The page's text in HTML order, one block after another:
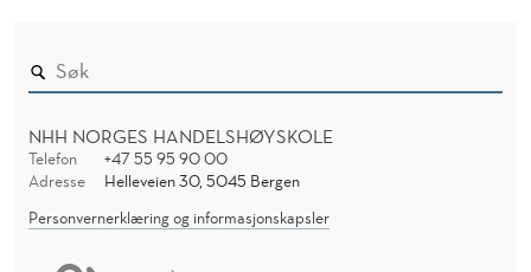
NHH NORGES HANDELSHØYSKOLE
Telefon
+47 55 95 90 00
Adresse
Helleveien 30, 5045 Bergen
Personvernerklæring og informasjonskapsler